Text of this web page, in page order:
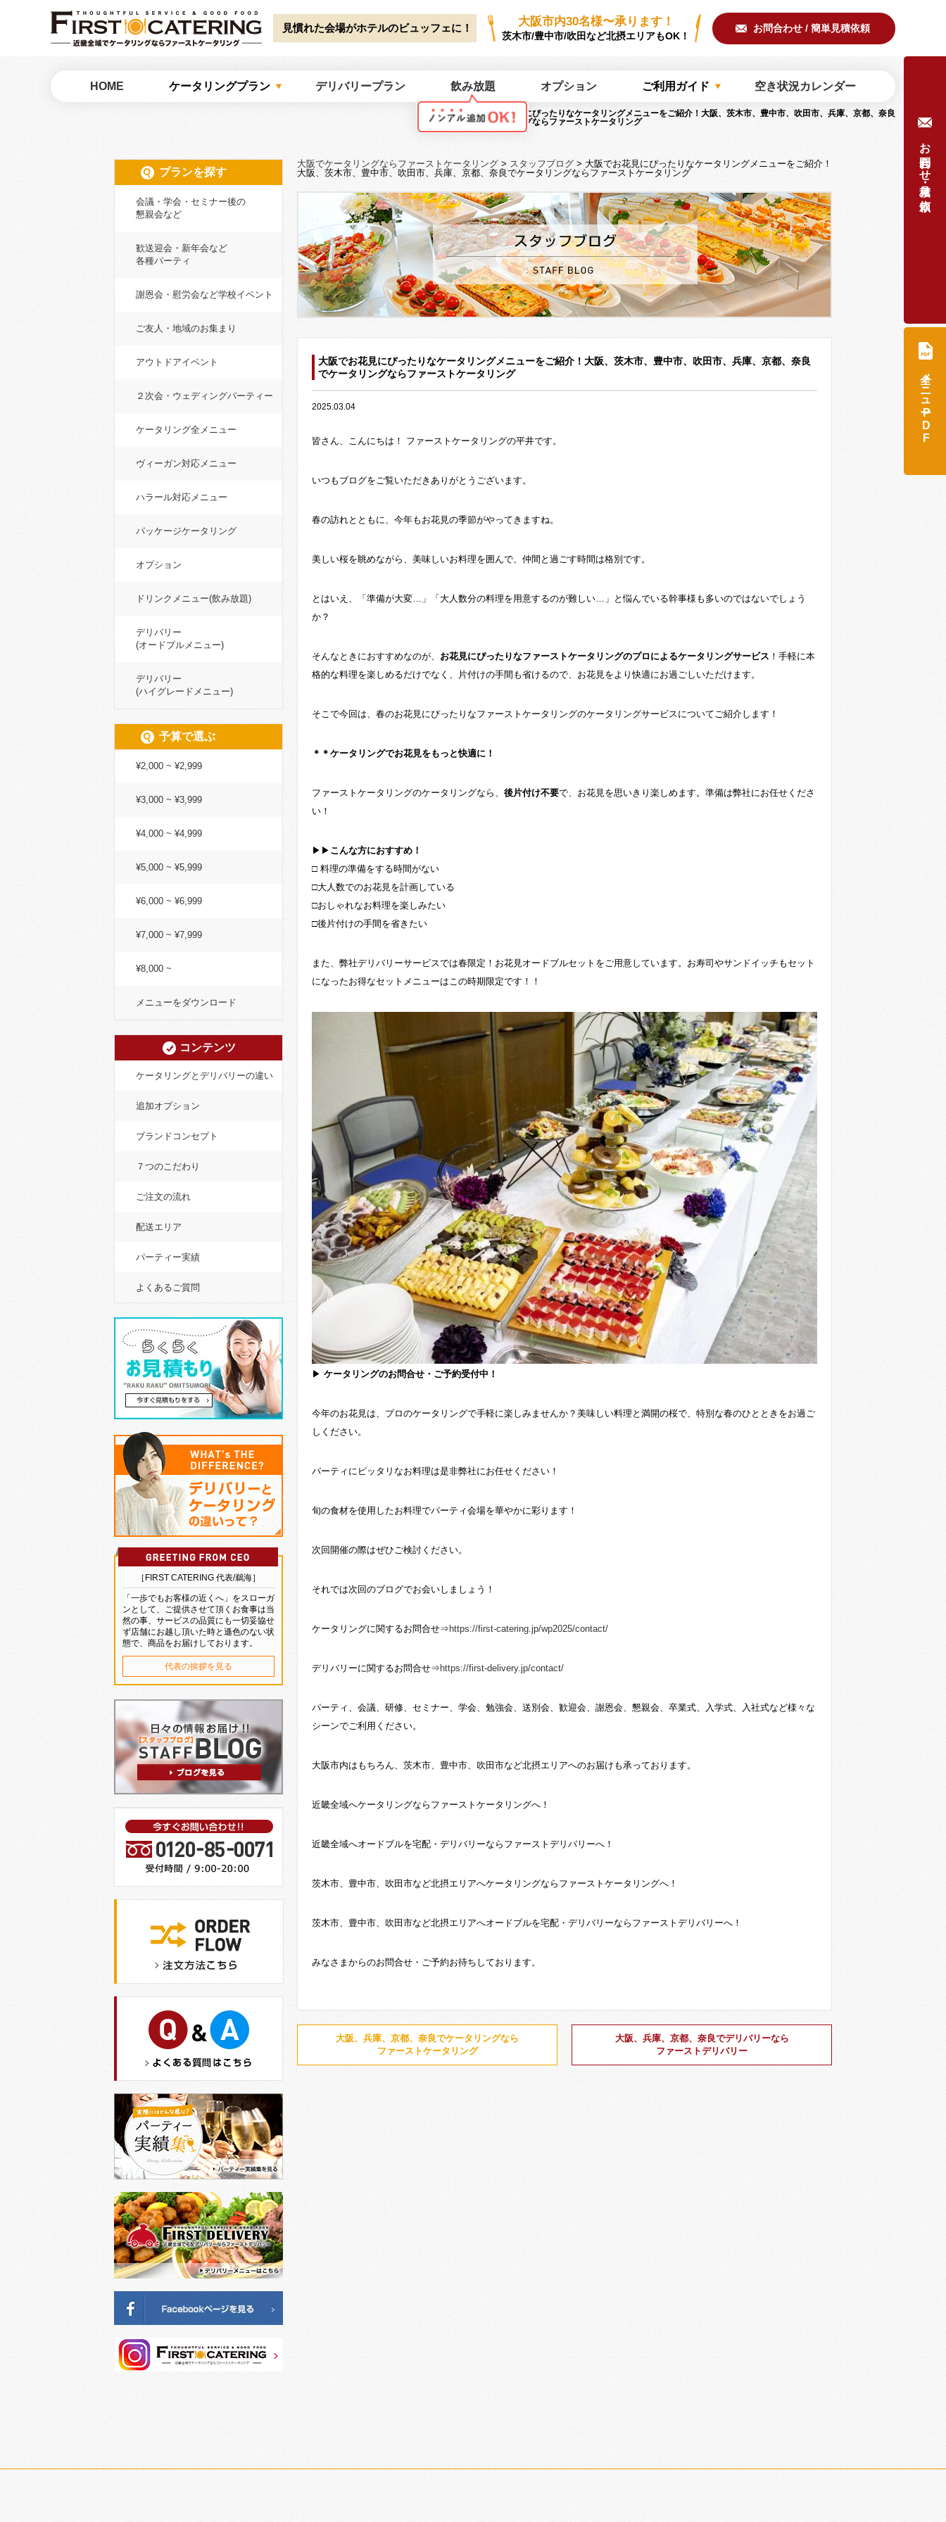
: Undefined array key "HTTP_ACCEPT_LANGUAGE" in /home/catwork/first-catering.jp/public_html/wp2025/wp-content/themes/first-catering/common/meta.phpon line51
大阪でお花見にぴったりなケータリングメニューをご紹介！大阪、茨木市、豊中市、吹田市、兵庫、京都、奈良
でケータリングならファーストケータリング
見慣れた会場がホテルのビュッフェに！ 大阪市内30名様〜承ります！
茨木市/豊中市/吹田など北摂エリアもOK！
お問合わせ / 簡単見積依頼
HOME ケータリングプラン デリバリープラン 飲み放題 オプション ご利用ガイド 空き状況カレンダー
大阪でケータリングならファーストケータリング > スタッフブログ > 大阪でお花見にぴったりなケータリングメニューをご紹介！
大阪、茨木市、豊中市、吹田市、兵庫、京都、奈良でケータリングならファーストケータリング
大阪でお花見にぴったりなケータリングメニューをご紹介！大阪、茨木市、豊中市、吹田市、兵庫、京都、奈良
でケータリングならファーストケータリング
2025.03.04
皆さん、こんにちは！ ファーストケータリングの平井です。
いつもブログをご覧いただきありがとうございます。
春の訪れとともに、今年もお花見の季節がやってきますね。
美しい桜を眺めながら、美味しいお料理を囲んで、仲間と過ごす時間は格別です。
とはいえ、「準備が大変…」「大人数分の料理を用意するのが難しい…」と悩んでいる幹事様も多いのではないでしょう
か？
そんなときにおすすめなのが、 お花見にぴったりなファーストケータリングのプロによるケータリングサービス ！手軽に本
格的な料理を楽しめるだけでなく、片付けの手間も省けるので、お花見をより快適にお過ごしいただけます。
そこで今回は、春のお花見にぴったりなファーストケータリングのケータリングサービスについてご紹介します！
＊＊ ケータリングでお花見をもっと快適に！
ファーストケータリングのケータリングなら、 後片付け不要で、お花見を思いきり楽しめます。準備は弊社にお任せくださ
い！
▶▶ こんな方におすすめ！
□ 料理の準備をする時間がない
□大人数でのお花見を計画している
□おしゃれなお料理を楽しみたい
□後片付けの手間を省きたい
また、弊社デリバリーサービスでは春限定！お花見オードブルセットをご用意しています。お寿司やサンドイッチもセット
になったお得なセットメニューはこの時期限定です！！
▶ ケータリングのお問合せ・ご予約受付中！
今年のお花見は、プロのケータリングで手軽に楽しみませんか？美味しい料理と満開の桜で、特別な春のひとときをお過ご
しください。
パーティにピッタリなお料理は是非弊社にお任せください！
旬の食材を使用したお料理でパーティ会場を華やかに彩ります！
次回開催の際はぜひご検討ください。
それでは次回のブログでお会いしましょう！
ケータリングに関するお問合せ⇒ https://first-catering.jp/wp2025/contact/
デリバリーに関するお問合せ⇒ https://first-delivery.jp/contact/
パーティ、会議、研修、セミナー、学会、勉強会、送別会、歓迎会、謝恩会、懇親会、卒業式、入学式、入社式など様々な
シーンでご利用ください。
大阪市内はもちろん、茨木市、豊中市、吹田市など北摂エリアへのお届けも承っております。
近畿全域へケータリングならファーストケータリングへ！
近畿全域へオードブルを宅配・デリバリーならファーストデリバリーへ！
茨木市、豊中市、吹田市など北摂エリアへケータリングならファーストケータリングへ！
茨木市、豊中市、吹田市など北摂エリアへオードブルを宅配・デリバリーならファーストデリバリーへ！
みなさまからのお問合せ・ご予約お待ちしております。
大阪、兵庫、京都、奈良でケータリングなら
ファーストケータリング
大阪、兵庫、京都、奈良でデリバリーなら
ファーストデリバリー
プランを探す
会議・学会・セミナー後の
懇親会など
歓送迎会・新年会など
各種パーティ
謝恩会・慰労会など学校イベント
ご友人・地域のお集まり
アウトドアイベント
２次会・ウェディングパーティー
ケータリング全メニュー
ヴィーガン対応メニュー
ハラール対応メニュー
パッケージケータリング
オプション
ドリンクメニュー(飲み放題)
デリバリー
(オードブルメニュー)
デリバリー
(ハイグレードメニュー)
予算で選ぶ
¥2,000 ~ ¥2,999
¥3,000 ~ ¥3,999
¥4,000 ~ ¥4,999
¥5,000 ~ ¥5,999
¥6,000 ~ ¥6,999
¥7,000 ~ ¥7,999
¥8,000 ~
メニューをダウンロード
コンテンツ
ケータリングとデリバリーの違い
追加オプション
ブランドコンセプト
７つのこだわり
ご注文の流れ
配送エリア
パーティー実績
よくあるご質問
［FIRST CATERING 代表/鵜海］
「一歩でもお客様の近くへ」をスローガ
ンとして、ご提供させて頂くお食事は当
然の事、サービスの品質にも一切妥協せ
ず店舗にお越し頂いた時と遜色のない状
態で、商品をお届けしております。
代表の挨拶を見る
お問合わせ・見積り依頼
全メニュー
PDF